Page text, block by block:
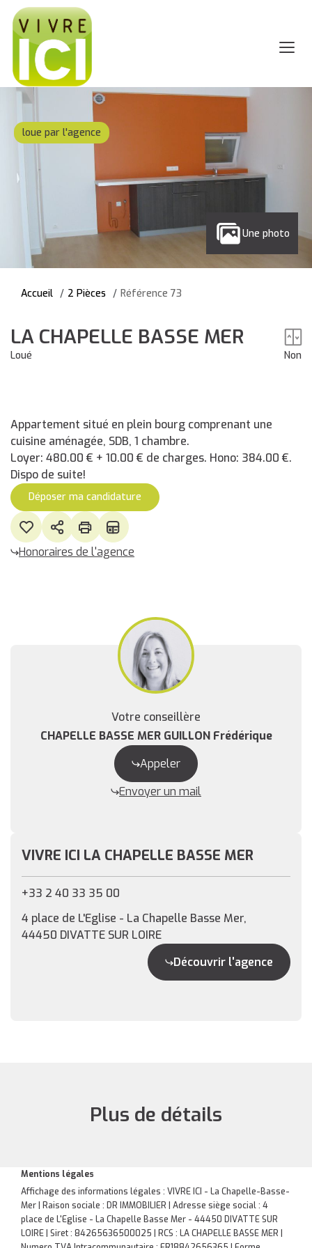
loue par l'agence
Une photo
Accueil 2 Pièces Référence 73
LA CHAPELLE BASSE MER
Loué Non
Appartement situé en plein bourg comprenant une
cuisine aménagée, SDB, 1 chambre.
Loyer: 480.00 € + 10.00 € de charges. Hono: 384.00 €.
Dispo de suite!
Déposer ma candidature
Honoraires de l'agence
Votre conseillère
CHAPELLE BASSE MER GUILLON Frédérique
Appeler
Envoyer un mail
VIVRE ICI LA CHAPELLE BASSE MER
+33 2 40 33 35 00
4 place de L'Eglise - La Chapelle Basse Mer,
44450 DIVATTE SUR LOIRE
Découvrir l'agence
Plus de détails
Mentions légales
Affichage des informations légales : VIVRE ICI - La Chapelle-Basse-
Mer | Raison sociale : DR IMMOBILIER | Adresse siège social : 4
place de L'Eglise - La Chapelle Basse Mer - 44450 DIVATTE SUR
LOIRE | Siret : 84265636500025 | RCS : LA CHAPELLE BASSE MER |